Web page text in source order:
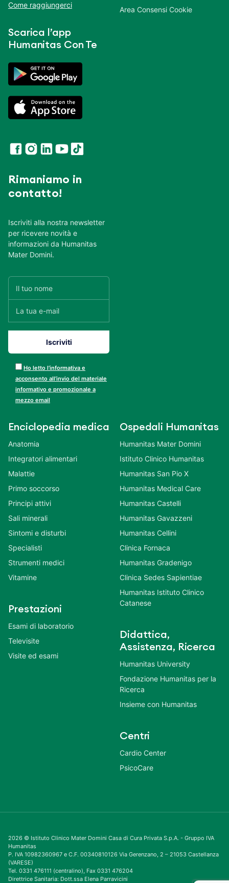
Come raggiungerci
Scarica l’app
Humanitas Con Te
Rimaniamo in
contatto!
Iscriviti alla nostra newsletter
per ricevere novità e
informazioni da Humanitas
Mater Domini.
Ho letto l’informativa e
acconsento all’invio del materiale
informativo e promozionale a
mezzo email
Area Consensi Cookie
Enciclopedia medica
Anatomia
Integratori alimentari
Malattie
Primo soccorso
Principi attivi
Sali minerali
Sintomi e disturbi
Specialisti
Strumenti medici
Vitamine
Prestazioni
Esami di laboratorio
Televisite
Visite ed esami
Ospedali Humanitas
Humanitas Mater Domini
Istituto Clinico Humanitas
Humanitas San Pio X
Humanitas Medical Care
Humanitas Castelli
Humanitas Gavazzeni
Humanitas Cellini
Clinica Fornaca
Humanitas Gradenigo
Clinica Sedes Sapientiae
Humanitas Istituto Clinico
Catanese
Didattica,
Assistenza, Ricerca
Humanitas University
Fondazione Humanitas per la
Ricerca
Insieme con Humanitas
Centri
Cardio Center
PsicoCare
2026 © Istituto Clinico Mater Domini Casa di Cura Privata S.p.A. - Gruppo IVA
Humanitas
P. IVA 10982360967 e C.F. 00340810126 Via Gerenzano, 2 – 21053 Castellanza
(VARESE)
Tel. 0331 476111 (centralino), Fax 0331 476204
Direttrice Sanitaria: Dott.ssa Elena Parravicini